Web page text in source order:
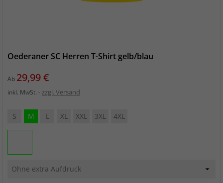
Oederaner SC Herren T-Shirt gelb/blau
Ab Preis
29,99 €
inkl. MwSt. zzgl. Versand
S M L XL XXL 3XL 4XL